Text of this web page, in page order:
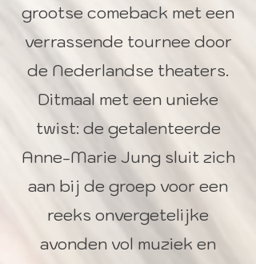
grootse comeback met een
verrassende tournee door
de Nederlandse theaters.
Ditmaal met een unieke
twist: de getalenteerde
Anne-Marie Jung sluit zich
aan bij de groep voor een
reeks onvergetelijke
avonden vol muziek en